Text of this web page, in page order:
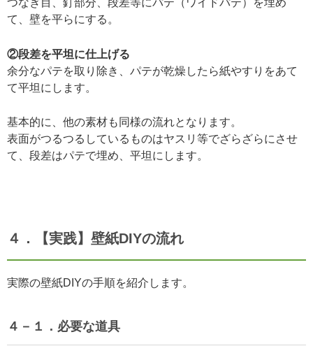
つなぎ目、釘部分、段差等にパテ（ワイドパテ）を埋め
て、壁を平らにする。
②段差を平坦に仕上げる
余分なパテを取り除き、パテが乾燥したら紙やすりをあて
て平坦にします。
基本的に、他の素材も同様の流れとなります。
表面がつるつるしているものはヤスリ等でざらざらにさせ
て、段差はパテで埋め、平坦にします。
４．【実践】壁紙DIYの流れ
実際の壁紙DIYの手順を紹介します。
４－１．必要な道具